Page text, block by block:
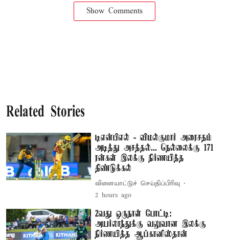
Show Comments
Related Stories
டிஎன்பிஎல் - விமல்குமார் அரைசதம்
அடித்து அசத்தல்... நெல்லைக்கு 171
ரன்கள் இலக்கு நிர்ணயித்த
திண்டுக்கல்
விளையாட்டுச் செய்திப்பிரிவு
2 hours ago
2வது ஒருநாள் போட்டி:
அயர்லாந்துக்கு வலுவான இலக்கு
நிர்ணயித்த ஆப்கானிஸ்தான்